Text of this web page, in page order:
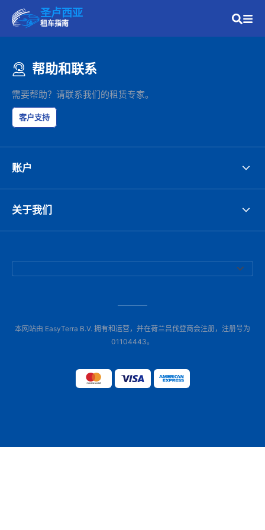
圣卢西亚
租车指南
帮助和联系
需要帮助？请联系我们的租赁专家。
客户支持
账户
关于我们
本网站由 EasyTerra B.V. 拥有和运营，并在荷兰吕伐登商会注册，注册号为
01104443。